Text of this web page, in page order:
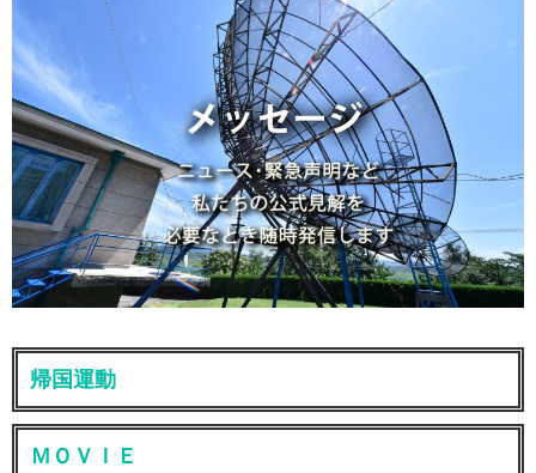
帰国運動
ＭＯＶＩＥ